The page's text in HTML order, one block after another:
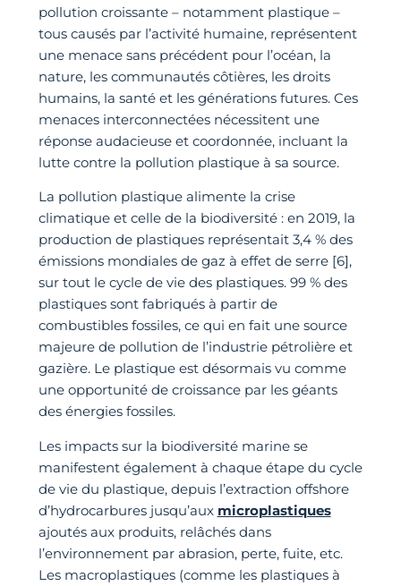
pollution croissante – notamment plastique –
tous causés par l’activité humaine, représentent
une menace sans précédent pour l’océan, la
nature, les communautés côtières, les droits
humains, la santé et les générations futures. Ces
menaces interconnectées nécessitent une
réponse audacieuse et coordonnée, incluant la
lutte contre la pollution plastique à sa source.
La pollution plastique alimente la crise
climatique et celle de la biodiversité : en 2019, la
production de plastiques représentait 3,4 % des
émissions mondiales de gaz à effet de serre [6],
sur tout le cycle de vie des plastiques. 99 % des
plastiques sont fabriqués à partir de
combustibles fossiles, ce qui en fait une source
majeure de pollution de l’industrie pétrolière et
gazière. Le plastique est désormais vu comme
une opportunité de croissance par les géants
des énergies fossiles.
Les impacts sur la biodiversité marine se
manifestent également à chaque étape du cycle
de vie du plastique, depuis l’extraction offshore
d’hydrocarbures jusqu’aux microplastiques
ajoutés aux produits, relâchés dans
l’environnement par abrasion, perte, fuite, etc.
Les macroplastiques (comme les plastiques à